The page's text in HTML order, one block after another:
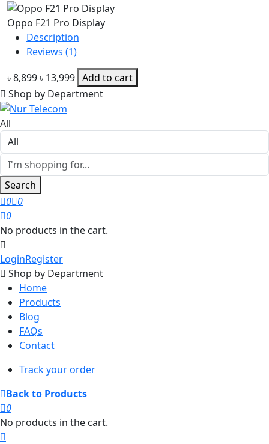
Oppo F21 Pro Display
Description
Reviews (1)
৳ 8,899৳ 13,999 Add to cart
Shop by Department
All
Search
0 0
0
No products in the cart.
LoginRegister
Shop by Department
Home
Products
Blog
FAQs
Contact
Track your order
Back to Products
0
No products in the cart.